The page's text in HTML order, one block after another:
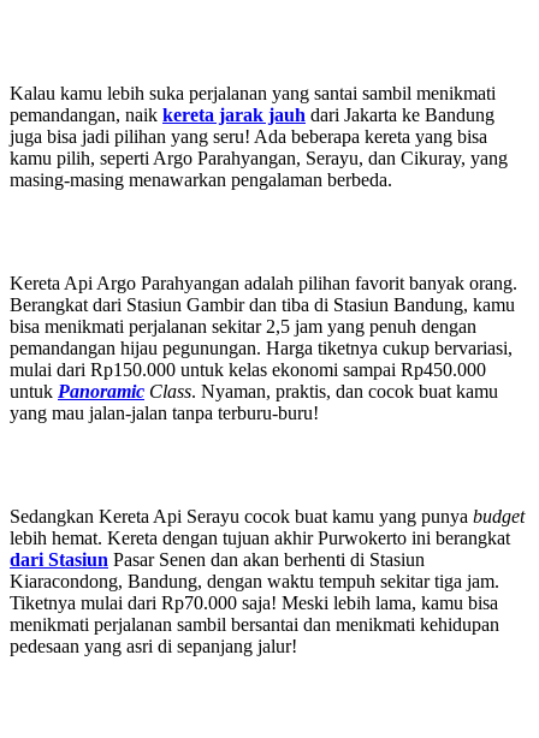
Kalau kamu lebih suka perjalanan yang santai sambil menikmati
pemandangan, naik kereta jarak jauh dari Jakarta ke Bandung
juga bisa jadi pilihan yang seru! Ada beberapa kereta yang bisa
kamu pilih, seperti Argo Parahyangan, Serayu, dan Cikuray, yang
masing-masing menawarkan pengalaman berbeda.
Kereta Api Argo Parahyangan adalah pilihan favorit banyak orang.
Berangkat dari Stasiun Gambir dan tiba di Stasiun Bandung, kamu
bisa menikmati perjalanan sekitar 2,5 jam yang penuh dengan
pemandangan hijau pegunungan. Harga tiketnya cukup bervariasi,
mulai dari Rp150.000 untuk kelas ekonomi sampai Rp450.000
untuk Panoramic Class. Nyaman, praktis, dan cocok buat kamu
yang mau jalan-jalan tanpa terburu-buru!
Sedangkan Kereta Api Serayu cocok buat kamu yang punya budget
lebih hemat. Kereta dengan tujuan akhir Purwokerto ini berangkat
dari Stasiun Pasar Senen dan akan berhenti di Stasiun
Kiaracondong, Bandung, dengan waktu tempuh sekitar tiga jam.
Tiketnya mulai dari Rp70.000 saja! Meski lebih lama, kamu bisa
menikmati perjalanan sambil bersantai dan menikmati kehidupan
pedesaan yang asri di sepanjang jalur!